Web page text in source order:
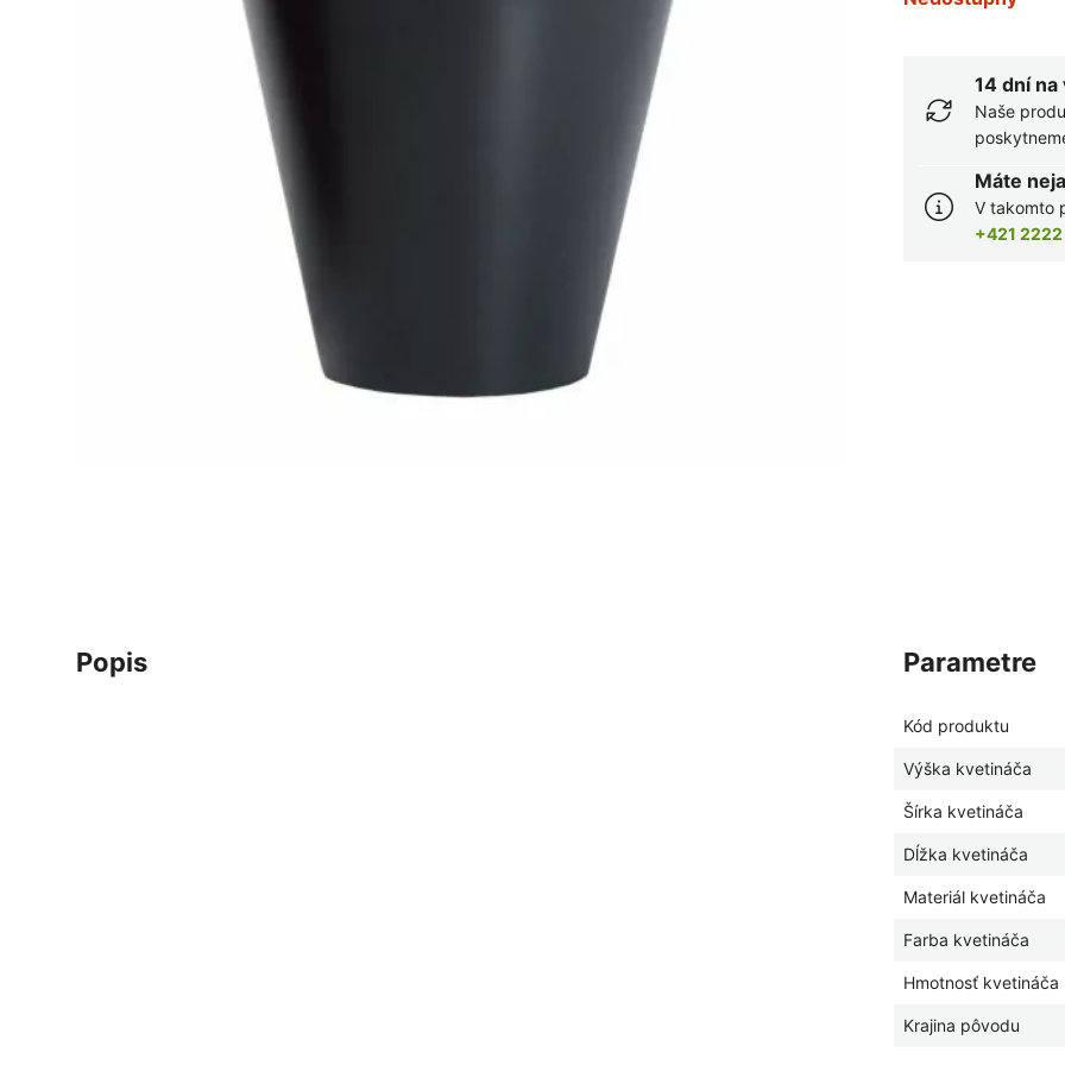
14 dní
Naše
Máte
V takomto
+421
popis parametre
Kód produktu
Výška kvetináča
Šírka kvetináča
Dĺžka kvetináča
Materiál kvetináča
Farba kvetináča
Hmotnosť kvetináča
Krajina pôvodu